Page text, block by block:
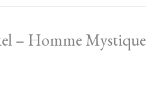
– Homme Mystique